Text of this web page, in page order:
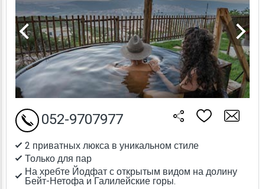
2 приватных люкса в уникальном стиле
Только для пар
На хребте Йодфат с открытым видом на долину
Бейт-Нетофа и Галилейские горы.
052-9707977